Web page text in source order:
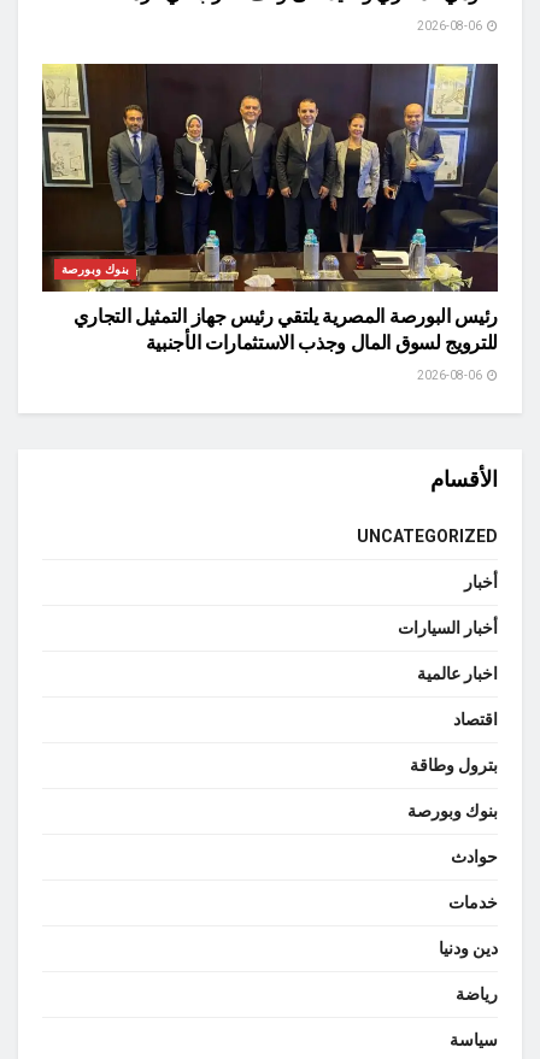
بنوك وبورصة
رئيس البورصة المصرية يلتقي رئيس جهاز التمثيل التجاري
للترويج لسوق المال وجذب الاستثمارات الأجنبية
الأقسام
UNCATEGORIZED
أخبار
أخبار السيارات
اخبار عالمية
اقتصاد
بترول وطاقة
بنوك وبورصة
حوادث
خدمات
دين ودنيا
رياضة
سياسة